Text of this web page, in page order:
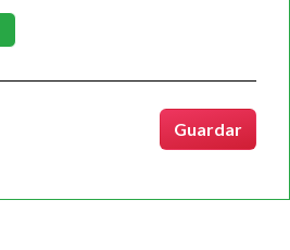
els drets reservats per ASCISAM.
Política de Cookies
Guardar